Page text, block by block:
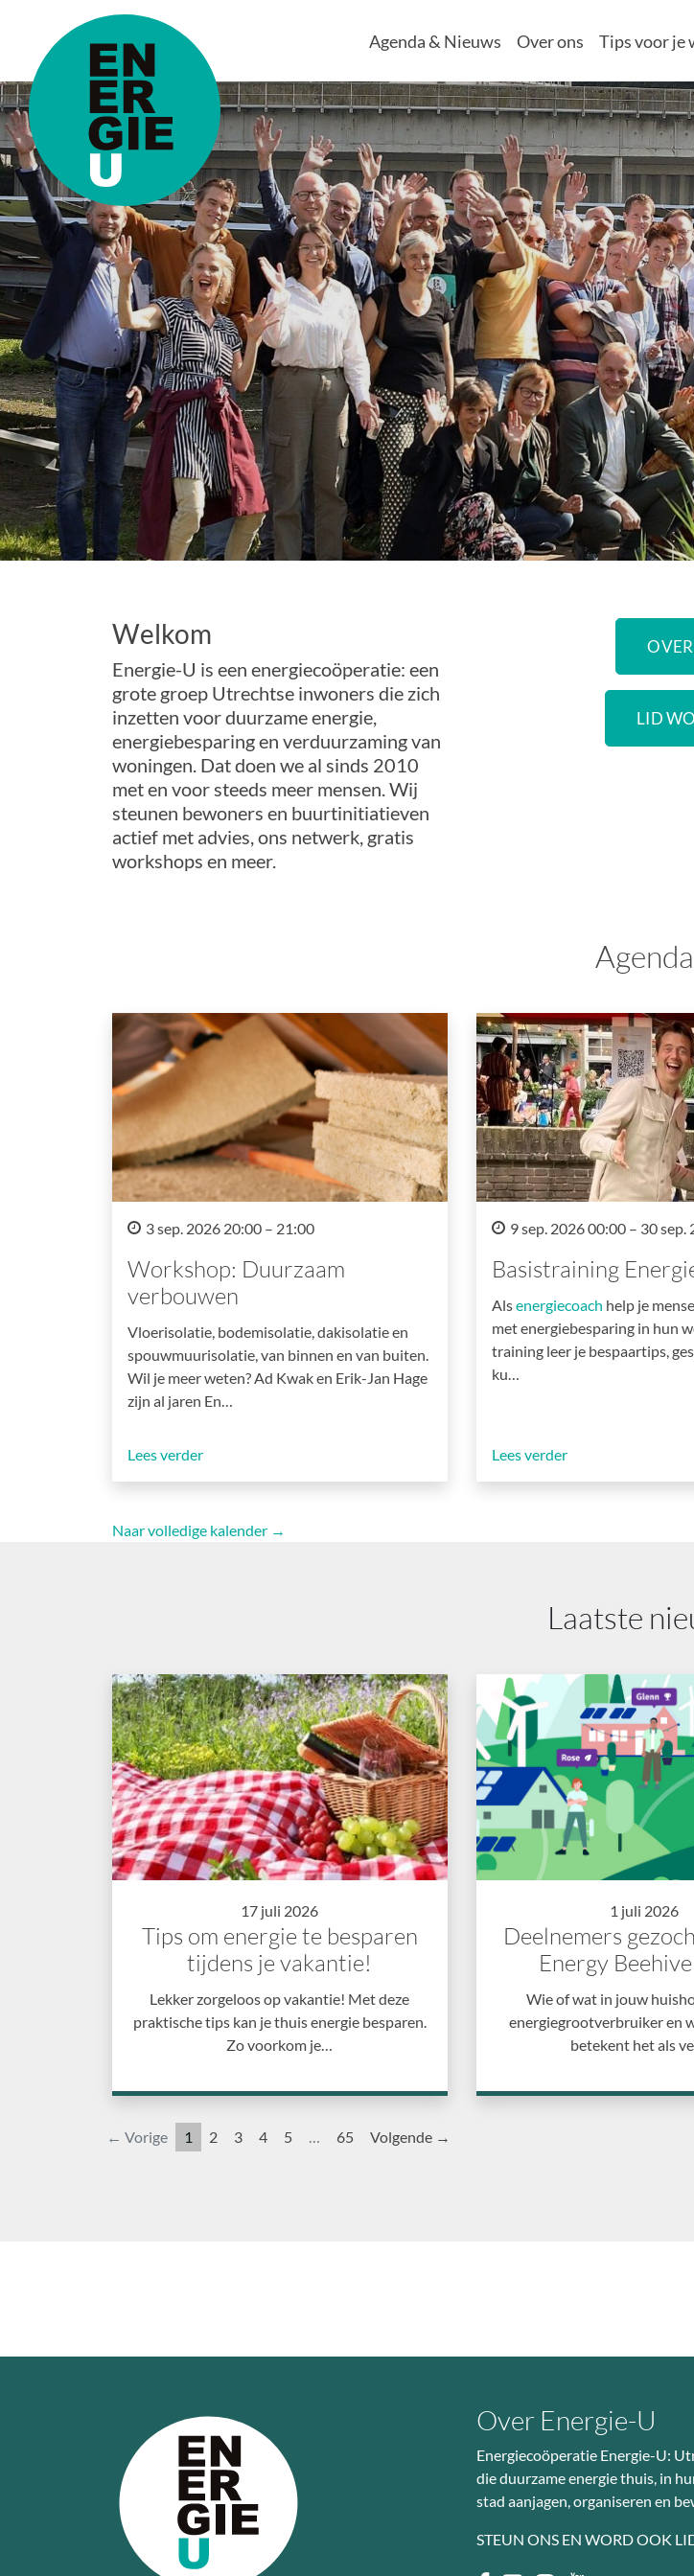
Agenda & Nieuws Over ons Tips voor je
Welkom
Energie-U is een energiecoöperatie: een
grote groep Utrechtse inwoners die zich
inzetten voor duurzame energie,
energiebesparing en verduurzaming van
woningen. Dat doen we al sinds 2010
met en voor steeds meer mensen. Wij
steunen bewoners en buurtinitiatieven
actief met advies, ons netwerk, gratis
workshops en meer.
LID
Agenda
3 sep. 2026 20:00 – 21:00
Workshop: Duurzaam
verbouwen
Vloerisolatie, bodemisolatie, dakisolatie en
spouwmuurisolatie, van binnen en van buiten.
Wil je meer weten? Ad Kwak en Erik-Jan Hage
zijn al jaren En…
Lees verder
9 sep. 2026 00:00 – 30 sep.
Basistraining
Alsenergiecoach help je
met energiebesparing in hun
training leer je bespaartips,
ku…
Lees verder
Naar volledige kalender →
Laatste
17 juli 2026
Tips om energie te besparen
tijdens je vakantie!
Lekker zorgeloos op vakantie! Met deze
praktische tips kan je thuis energie besparen.
Zo voorkom je…
1 juli 2026
Deelnemers
Energy
Wie of wat in jouw
energiegrootverbruiker en
betekent het als
← Vorige 1 2 3 4 5 … 65 Volgende →
Over Energie-U
Energiecoöperatie Energie-U:
die duurzame energie thuis, in
stad aanjagen, organiseren en
STEUN ONS EN WORD OOK